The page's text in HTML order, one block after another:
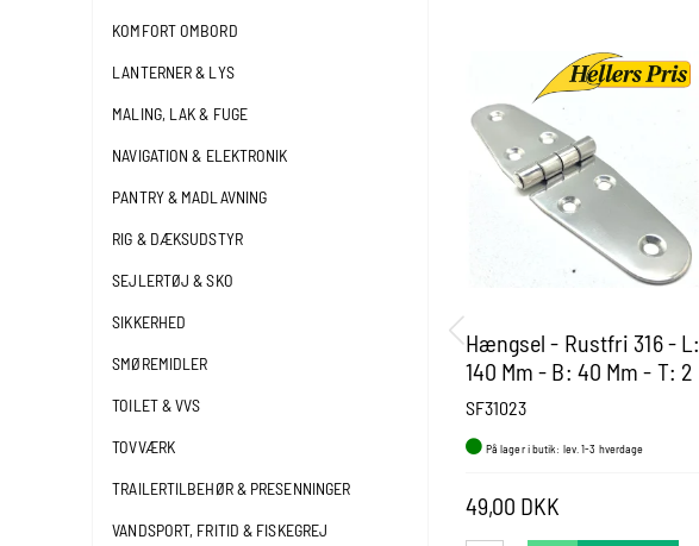
KOMFORT OMBORD
LANTERNER & LYS
MALING, LAK & FUGE
NAVIGATION & ELEKTRONIK
PANTRY & MADLAVNING
RIG & DÆKSUDSTYR
SEJLERTØJ & SKO
SIKKERHED
SMØREMIDLER
TOILET & VVS
TOVVÆRK
TRAILERTILBEHØR & PRESENNINGER
VANDSPORT, FRITID & FISKEGREJ
Hængsel - Rustfri 316 - L:
140 Mm - B: 40 Mm - T: 2
Mm
SF31023
På lager i butik: lev. 1-3 hverdage
49,00 DKK